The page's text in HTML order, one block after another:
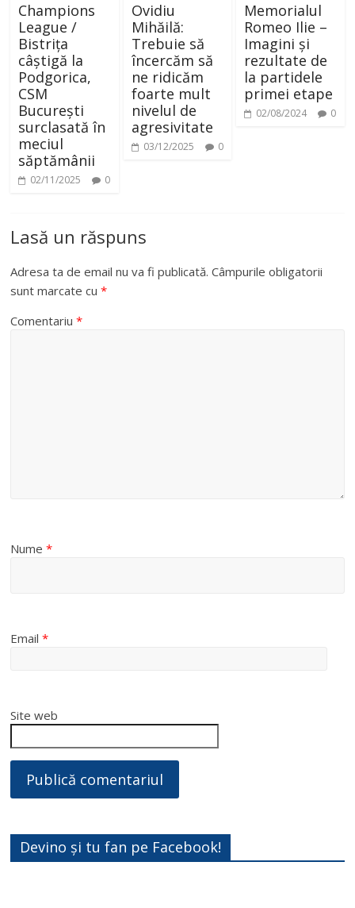
Champions
League /
Bistrița
câștigă la
Podgorica,
CSM
București
surclasată în
meciul
săptămânii
02/11/2025 0
Ovidiu
Mihăilă:
Trebuie să
încercăm să
ne ridicăm
foarte mult
nivelul de
agresivitate
03/12/2025 0
Memorialul
Romeo Ilie –
Imagini și
rezultate de
la partidele
primei etape
02/08/2024 0
Lasă un răspuns
Adresa ta de email nu va fi publicată. Câmpurile obligatorii
sunt marcate cu*
Comentariu*
Nume*
Email*
Site web
Devino și tu fan pe Facebook!